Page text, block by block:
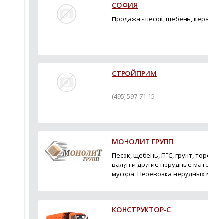
СОФИЯ
Продажа - песок, щебень,
СТРОЙПРИМ
(495) 597-71-15
МОНОЛИТ ГРУПП
Песок, щебень, ПГС, грунт,
валун и другие нерудные
мусора. Перевозка нерудных
КОНСТРУКТОР-С